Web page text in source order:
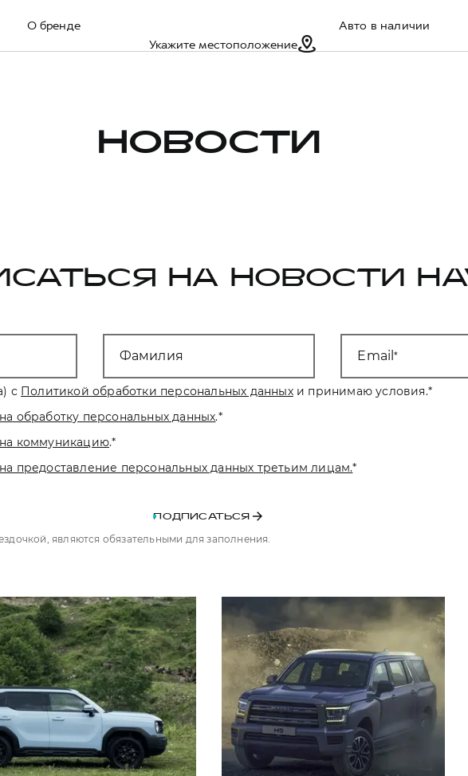
О бренде
Укажите местоположение
Авто в наличии
НОВОСТИ
НА НОВОСТИ
Фамилия Email
с Политикой обработки персональных данных и принимаю условия.*
обработку персональных данных.*
коммуникацию.*
предоставление персональных данных третьим лицам.*
ПОДПИСАТЬСЯ
являются обязательными для заполнения.